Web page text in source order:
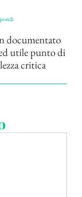
documentato
utile punto di
critica